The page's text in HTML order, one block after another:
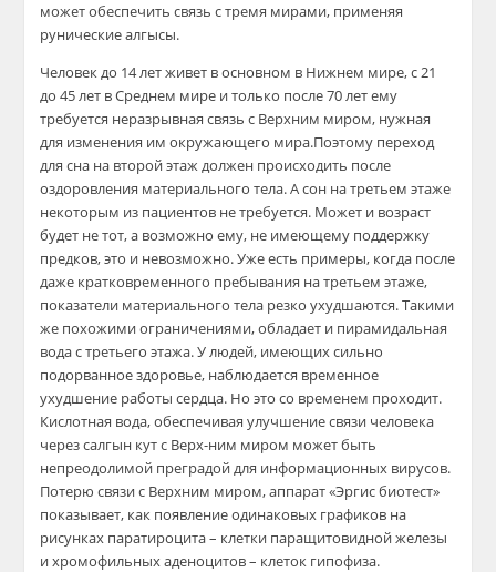
может обеспечить связь с тремя мирами, применяя
рунические алгысы.
Человек до 14 лет живет в основном в Нижнем мире, с 21
до 45 лет в Среднем мире и только после 70 лет ему
требуется неразрывная связь с Верхним миром, нужная
для изменения им окружающего мира.Поэтому переход
для сна на второй этаж должен происходить после
оздоровления материального тела. А сон на третьем этаже
некоторым из пациентов не требуется. Может и возраст
будет не тот, а возможно ему, не имеющему поддержку
предков, это и невозможно. Уже есть примеры, когда после
даже кратковременного пребывания на третьем этаже,
показатели материального тела резко ухудшаются. Такими
же похожими ограничениями, обладает и пирамидальная
вода с третьего этажа. У людей, имеющих сильно
подорванное здоровье, наблюдается временное
ухудшение работы сердца. Но это со временем проходит.
Кислотная вода, обеспечивая улучшение связи человека
через салгын кут с Верх-ним миром может быть
непреодолимой преградой для информационных вирусов.
Потерю связи с Верхним миром, аппарат «Эргис биотест»
показывает, как появление одинаковых графиков на
рисунках паратироцита – клетки паращитовидной железы
и хромофильных аденоцитов – клеток гипофиза.